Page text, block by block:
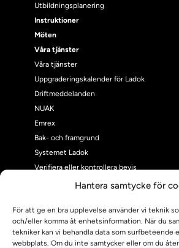
Hantera samtycke för
För att ge en bra upplevelse använder vi teknik
och/eller komma åt enhetsinformation. När du
tekniker kan vi behandla data som surfbeteende
webbplats. Om du inte samtycker eller om du
Utbildningsplanering
Instruktioner
Möten
Våra tjänster
Våra tjänster
Uppgraderingskalender för Ladok
Driftmeddelanden
NUAK
Emrex
Bak- och framgrund
Systemet Ladok
Verifiera eller kontrollera bevis
Kontrollera intyg
Om oss
Om Ladokkonsortiet
Ladokkonsortiet internationellt